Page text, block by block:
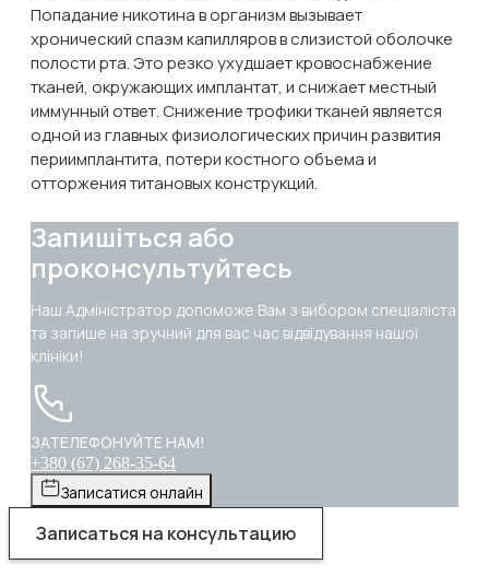
Попадание никотина в организм вызывает
хронический спазм капилляров в слизистой оболочке
полости рта. Это резко ухудшает кровоснабжение
тканей, окружающих имплантат, и снижает местный
иммунный ответ. Снижение трофики тканей является
одной из главных физиологических причин развития
периимплантита, потери костного объема и
отторжения титановых конструкций.
Запишіться або
проконсультуйтесь
Наш Адміністратор допоможе Вам з вибором спеціаліста
та запише на зручний для вас час відвідування нашої
клініки!
ЗАТЕЛЕФОНУЙТЕ НАМ!
+380 (67) 268-35-64
Записатися онлайн
Записаться на консультацию